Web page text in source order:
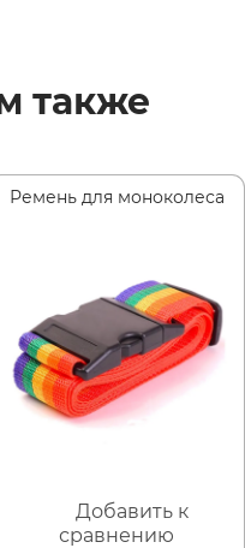
также
Ремень для моноколеса
Добавить к
сравнению